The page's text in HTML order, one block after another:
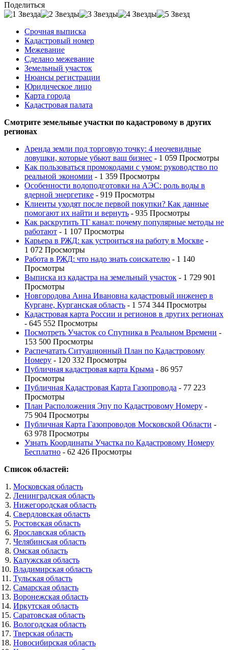
Поделиться
Срочная выписка
Кадастровый номер
Межевание
Сделано межевание
Земельный участок
Нюансы регистрации
Юридическое лицо
Карта города
Кадастровая палата
Смотрите земельные участки по кадастровому в других
регионах
Аренда земли под торговую точку: 4 неочевидные
ловушки, которые убьют ваш бизнес - 1 059 Просмотры
Как пользоваться промокодами с умом: руководство по
реальной экономии - 1 359 Просмотры
Особенности водоподготовки на АЭС: роль воды в
ядерной энергетике - 919 Просмотры
Клиенты уходят после первой покупки? Как данные
помогают их найти и вернуть - 935 Просмотры
Как раскрутить ТГ канал: почему популярные методы не
работают - 1 107 Просмотры
Карьера в РЖД: как устроиться на работу в Москве -
1 072 Просмотры
Работа в РЖД: что надо знать соискателю - 1 140
Просмотры
Выписка из кадастра на земельный участок - 1 729 901
Просмотры
Новгородова Анна Ивановна кадастровый инженер в
Кургане, Курганская область - 1 574 344 Просмотры
Кадастровая карта России и регионов в других регионах
- 645 552 Просмотры
Посмотреть Участок со Спутника в Реальном Времени -
153 500 Просмотры
Распечатать Ситуационный План по Кадастровому
Номеру - 120 332 Просмотры
Публичная кадастровая карта Крыма - 86 957
Просмотры
Публичная Кадастровая Карта Газопровода - 77 223
Просмотры
План Расположения Эпу по Кадастровому Номеру -
75 904 Просмотры
Публичная Карта Газопроводов Московской Области -
63 978 Просмотры
Узнать Координаты Участка по Кадастровому Номеру
Бесплатно - 62 426 Просмотры
Список областей:
Московская область
Ленинградская область
Нижегородская область
Свердловская область
Ростовская область
Ярославская область
Челябинская область
Омская область
Калужская область
Владимирская область
Тульская область
Самарская область
Воронежская область
Иркутская область
Саратовская область
Вологодская область
Тверская область
Новосибирская область